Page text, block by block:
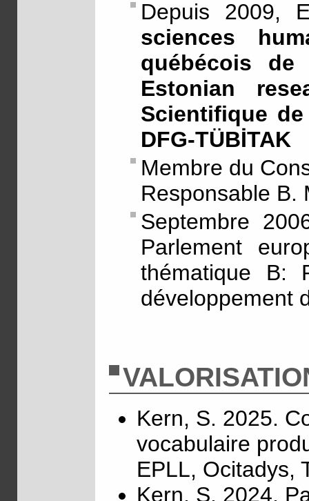
Depuis 2009,
sciences
québécois
Estonian
Scientifique
DFG-TÜBİTAK
Membre du
Responsable B.
Septembre
Parlement
thématique B:
développement
Kern, S. 2025.
vocabulaire
EPLL, Ocitadys,
Kern, S. 2024.